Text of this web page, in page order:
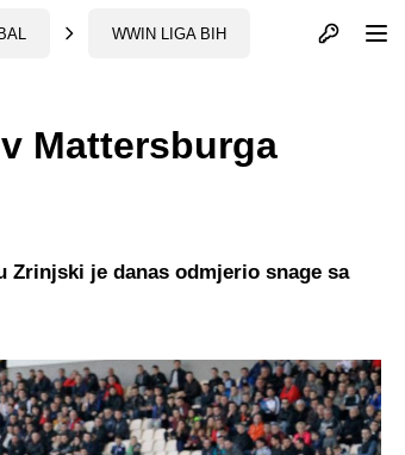
WWIN LIGA BIH Otvori profil
Mattersburga
Zrinjski je danas odmjerio snage sa